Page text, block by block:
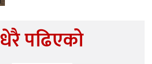
धेरै पढिएको